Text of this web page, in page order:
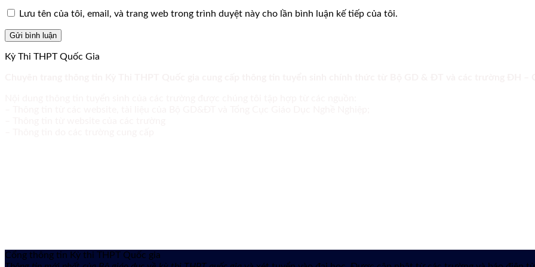
Lưu tên của tôi, email, và trang web trong trình duyệt này cho lần bình luận kế tiếp của tôi.
Kỳ Thi THPT Quốc Gia
Cổng thông tin Kỳ thi THPT Quốc gia